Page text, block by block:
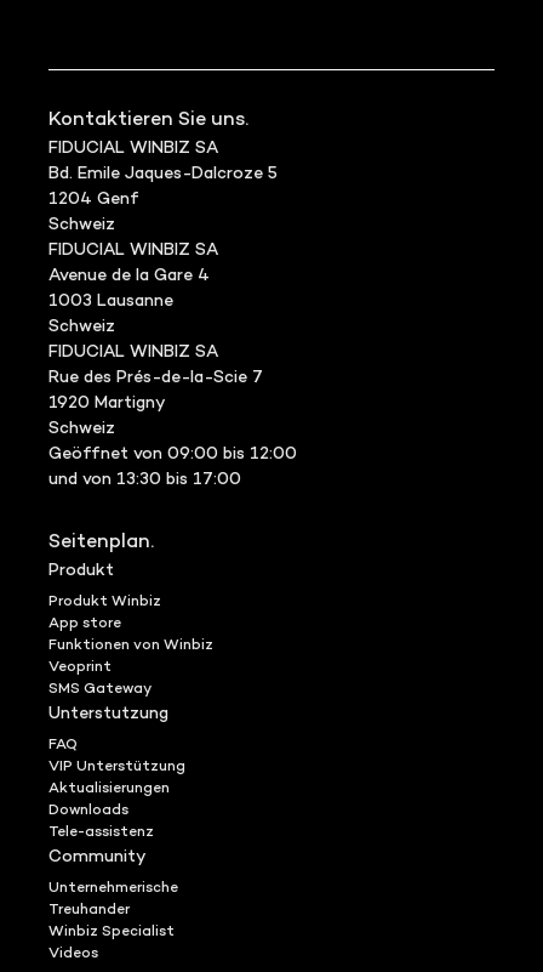
Kontaktieren Sie uns.
FIDUCIAL WINBIZ SA
Bd. Emile Jaques-Dalcroze 5
1204 Genf
Schweiz
FIDUCIAL WINBIZ SA
Avenue de la Gare 4
1003 Lausanne
Schweiz
FIDUCIAL WINBIZ SA
Rue des Prés-de-la-Scie 7
1920 Martigny
Schweiz
Geöffnet von 09:00 bis 12:00
und von 13:30 bis 17:00
Seitenplan.
Produkt
Produkt Winbiz
App store
Funktionen von Winbiz
Veoprint
SMS Gateway
Unterstutzung
FAQ
VIP Unterstützung
Aktualisierungen
Downloads
Tele-assistenz
Community
Unternehmerische
Treuhander
Winbiz Specialist
Videos